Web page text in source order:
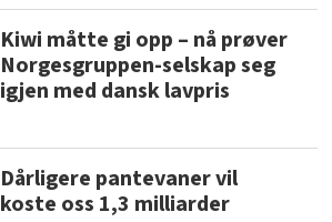
Kiwi måtte gi opp – nå prøver
Norgesgruppen-selskap seg
igjen med dansk lavpris
Dårligere pantevaner vil
koste oss 1,3 milliarder